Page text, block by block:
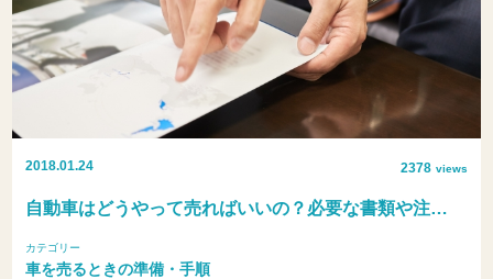
2018.01.24 2378 views
自動車はどうやって売ればいいの？必要な書類や注…
カテゴリー
車を売るときの準備・手順